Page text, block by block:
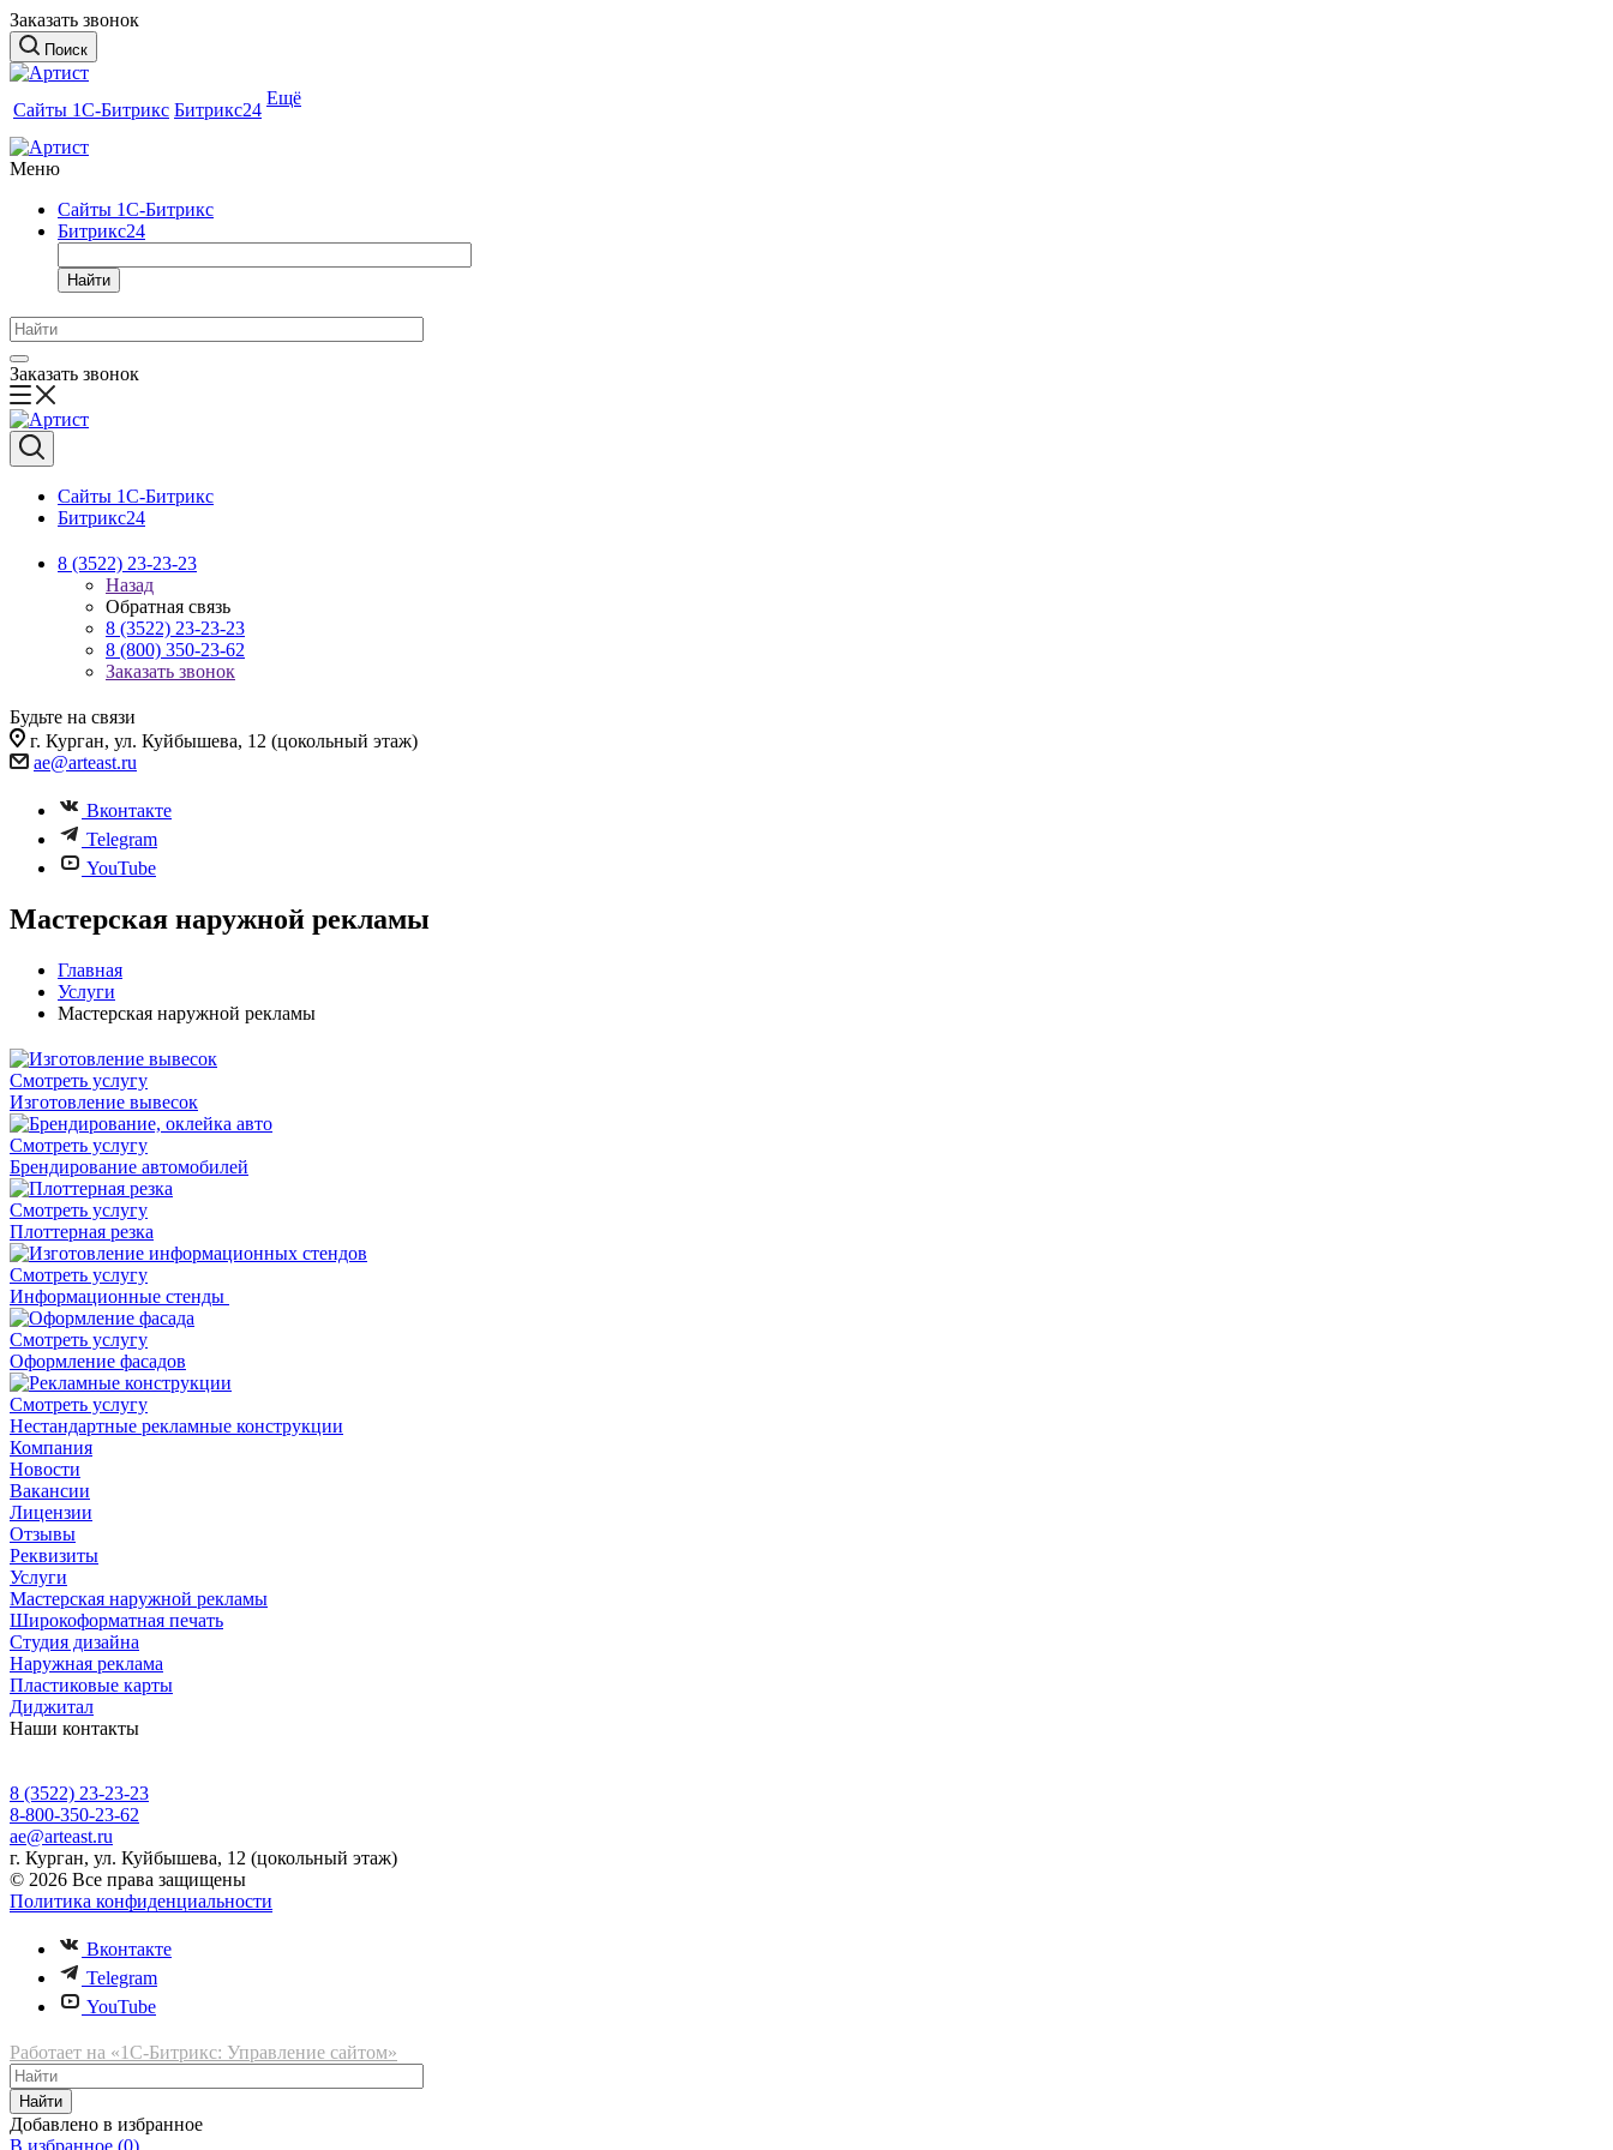
Заказать звонок
Поиск
Сайты 1С-Битрикс Битрикс24
Ещё
Меню
Сайты 1С-Битрикс
Битрикс24
Найти
Заказать звонок
Сайты 1С-Битрикс
Битрикс24
8 (3522) 23-23-23
Назад
Обратная связь
8 (3522) 23-23-23
8 (800) 350-23-62
Заказать звонок
Будьте на связи
г. Курган, ул. Куйбышева, 12 (цокольный этаж)
ae@arteast.ru
Вконтакте
Telegram
YouTube
Мастерская наружной рекламы
Главная
Услуги
Мастерская наружной рекламы
Смотреть услугу
Изготовление вывесок
Смотреть услугу
Брендирование автомобилей
Смотреть услугу
Плоттерная резка
Смотреть услугу
Информационные стенды
Смотреть услугу
Оформление фасадов
Смотреть услугу
Нестандартные рекламные конструкции
Компания
Новости
Вакансии
Лицензии
Отзывы
Реквизиты
Услуги
Мастерская наружной рекламы
Широкоформатная печать
Студия дизайна
Наружная реклама
Пластиковые карты
Диджитал
Наши контакты
8 (3522) 23-23-23
8-800-350-23-62
ae@arteast.ru
г. Курган, ул. Куйбышева, 12 (цокольный этаж)
© 2026 Все права защищены
Политика конфиденциальности
Вконтакте
Telegram
YouTube
Работает на «1С-Битрикс: Управление сайтом»
Найти
Добавлено в избранное
В избранное (0)